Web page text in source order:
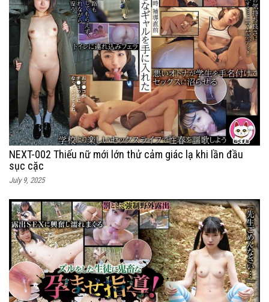
NEXT-002 Thiếu nữ mới lớn thử cảm giác lạ khi lần đầu
sục cặc
July 9, 2025